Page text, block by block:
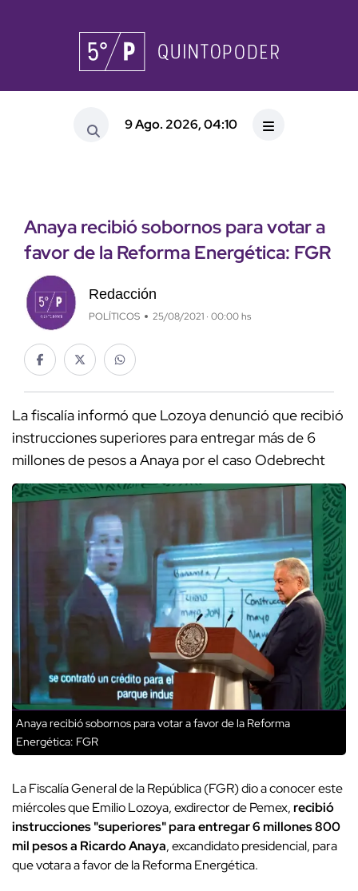
9 Ago. 2026, 04:10
Anaya recibió sobornos para votar a
favor de la Reforma Energética: FGR
Redacción
POLÍTICOS 25/08/2021 · 00:00 hs
La fiscalía informó que Lozoya denunció que recibió
instrucciones superiores para entregar más de 6
millones de pesos a Anaya por el caso Odebrecht
Anaya recibió sobornos para votar a favor de la Reforma
Energética: FGR
La Fiscalía General de la República (FGR) dio a conocer este
miércoles que Emilio Lozoya, exdirector de Pemex,recibió
instrucciones "superiores" para entregar 6 millones 800
mil pesos a Ricardo Anaya, excandidato presidencial, para
que votara a favor de la Reforma Energética.